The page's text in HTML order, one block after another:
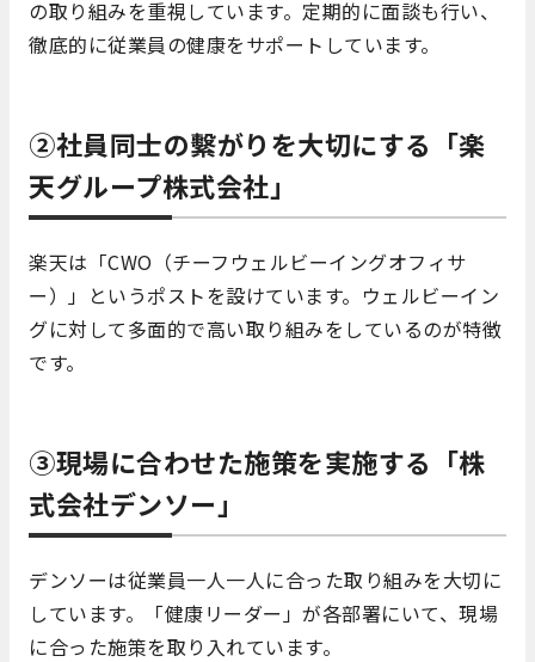
の取り組みを重視しています。定期的に面談も行い、
徹底的に従業員の健康をサポートしています。
②社員同士の繫がりを大切にする「楽
天グループ株式会社」
楽天は「CWO（チーフウェルビーイングオフィサ
ー）」というポストを設けています。ウェルビーイン
グに対して多面的で高い取り組みをしているのが特徴
です。
③現場に合わせた施策を実施する「株
式会社デンソー」
デンソーは従業員一人一人に合った取り組みを大切に
しています。「健康リーダー」が各部署にいて、現場
に合った施策を取り入れています。